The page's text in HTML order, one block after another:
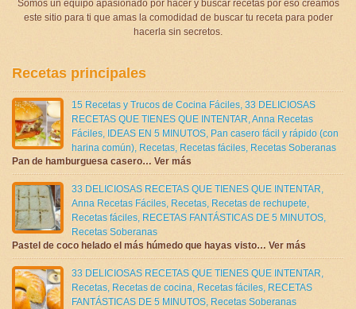
Somos un equipo apasionado por hacer y buscar recetas por eso creamos
este sitio para ti que amas la comodidad de buscar tu receta para poder
hacerla sin secretos.
Recetas principales
15 Recetas y Trucos de Cocina Fáciles, 33 DELICIOSAS
RECETAS QUE TIENES QUE INTENTAR,Anna Recetas
Fáciles, IDEAS EN 5 MINUTOS, Pan casero fácil y rápido (con
harina común), Recetas, Recetas fáciles, Recetas Soberanas
Pan de hamburguesa casero… Ver más
33 DELICIOSAS RECETAS QUE TIENES QUE INTENTAR,
Anna Recetas Fáciles, Recetas, Recetas de rechupete,
Recetas fáciles, RECETAS FANTÁSTICAS DE 5 MINUTOS,
Recetas Soberanas
Pastel de coco helado el más húmedo que hayas visto… Ver más
33 DELICIOSAS RECETAS QUE TIENES QUE INTENTAR,
Recetas, Recetas de cocina, Recetas fáciles, RECETAS
FANTÁSTICAS DE 5 MINUTOS, Recetas Soberanas